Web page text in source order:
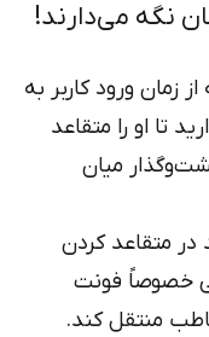
زمان ورود کاربر به
تا او را متقاعد
میان
در متقاعد کردن
خصوصاً فونت
منتقل کند.